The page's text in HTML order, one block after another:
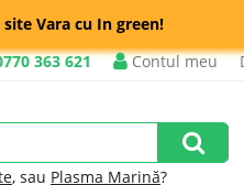
Vara cu In green!
363 621 Contul meu
, sau Plasma Marină?